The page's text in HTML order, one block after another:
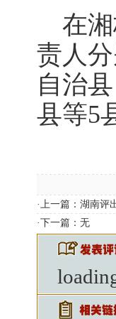
在湘
责人
自治
县等5
·上一篇： 湖南评
·下一篇：无